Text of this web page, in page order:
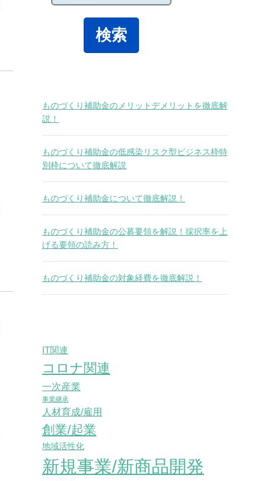
ものづくり補助金のメリットデメリットを徹底解
説！
ものづくり補助金の低感染リスク型ビジネス枠特
別枠について徹底解説
ものづくり補助金について徹底解説！
ものづくり補助金の公募要領を解説！採択率を上
げる要領の読み方！
ものづくり補助金の対象経費を徹底解説！
IT関連
コロナ関連
一次産業
事業継承
人材育成/雇用
創業/起業
地域活性化
新規事業/新商品開発